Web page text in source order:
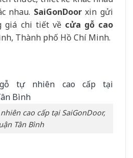
nhau. SaiGonDoorxin gửi
giá chi tiết về cửa gỗ cao
Thành phố Hồ Chí Minh.
cao cấp tại SaiGonDoor,
Tân Bình